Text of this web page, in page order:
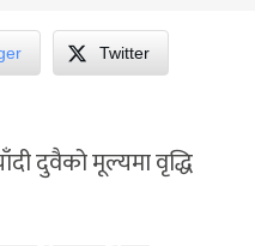
Twitter
दुवैको मूल्यमा वृद्धि